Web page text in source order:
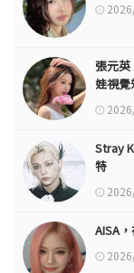
張元
娃視覺
Stray
特
AISA